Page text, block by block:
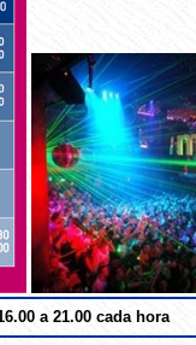
a 21.00 cada hora